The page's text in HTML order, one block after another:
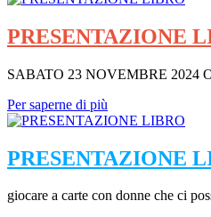
PRESENTAZIONE
SABATO 23 NOVEMBRE 2024
Per saperne di più
PRESENTAZIONE
giocare a carte con donne che ci